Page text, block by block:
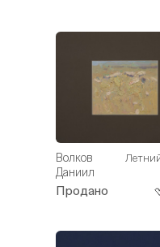
Волков
Даниил
Продано